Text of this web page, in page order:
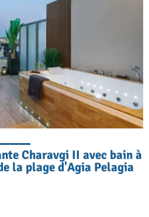
Charavgi II avec bain à
la plage d'Agia Pelagia